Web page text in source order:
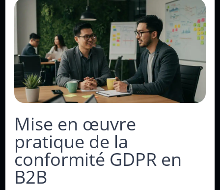
Mise en œuvre
pratique de la
conformité GDPR en
B2B